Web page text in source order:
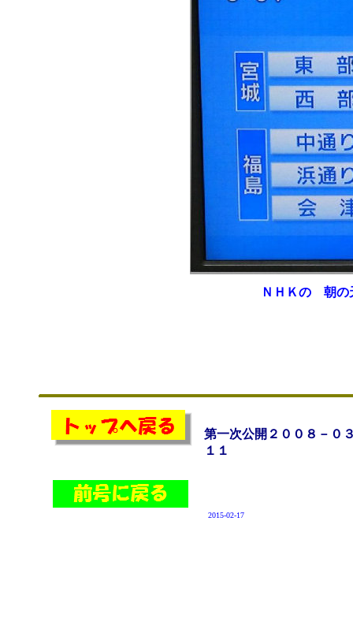
ＮＨＫの 朝の
第一次公開２００８－０
１１
2015-02-17